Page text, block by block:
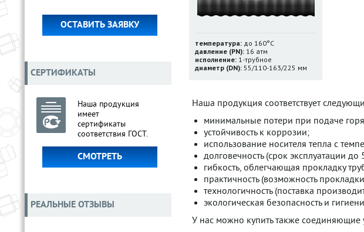
температура: до 160°С
давление (PN): 16 атм
исполнение: 1-трубное
диаметр (DN): 55/110-163/225 мм
Наша продукция соответствует
минимальные потери при подаче
устойчивость к коррозии;
использование носителя тепла с
долговечность (срок эксплуатации до
гибкость, облегчающая прокладку
практичность (возможность
технологичность (поставка
экологическая безопасность и
У нас можно купить также
ОСТАВИТЬ ЗАЯВКУ
СЕРТИФИКАТЫ
Наша продукция
имеет
сертификаты
соответствия ГОСТ.
СМОТРЕТЬ
РЕАЛЬНЫЕ ОТЗЫВЫ